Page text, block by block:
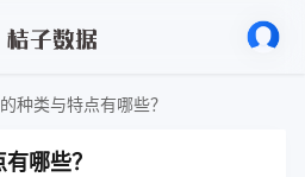
种类与特点有哪些？
哪些？